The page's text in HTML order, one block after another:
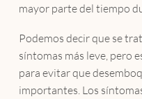
mayor parte del tiempo
Podemos decir que se
síntomas más leve, pero
para evitar que
importantes. Los